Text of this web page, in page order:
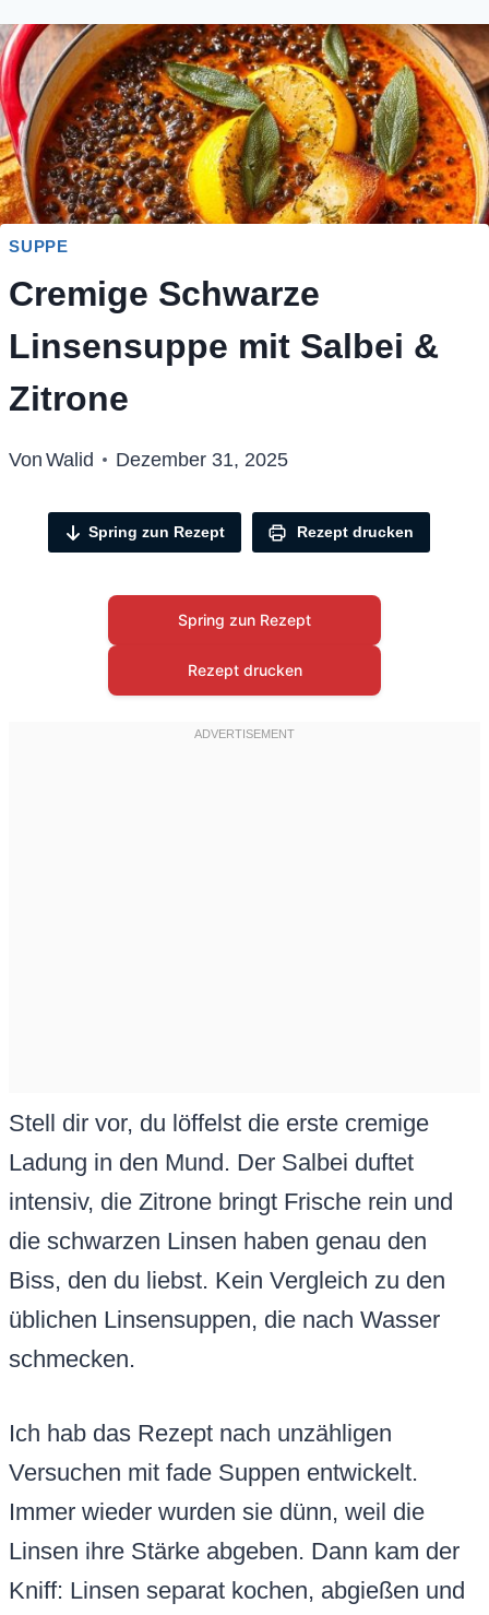
SUPPE
Cremige Schwarze
Linsensuppe mit Salbei &
Zitrone
Von Walid Dezember 31, 2025
Spring zun Rezept Rezept drucken
Spring zun Rezept
Rezept drucken
Stell dir vor, du löffelst die erste cremige
Ladung in den Mund. Der Salbei duftet
intensiv, die Zitrone bringt Frische rein und
die schwarzen Linsen haben genau den
Biss, den du liebst. Kein Vergleich zu den
üblichen Linsensuppen, die nach Wasser
schmecken.
Ich hab das Rezept nach unzähligen
Versuchen mit fade Suppen entwickelt.
Immer wieder wurden sie dünn, weil die
Linsen ihre Stärke abgeben. Dann kam der
Kniff: Linsen separat kochen, abgießen und